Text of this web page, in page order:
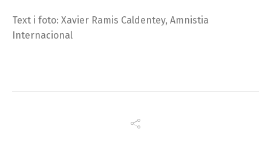
Text i foto: Xavier Ramis Caldentey, Amnistia
Internacional